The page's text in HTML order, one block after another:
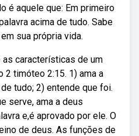
é aquele que: Em primeiro
acima de tudo. Sabe
sua própria vida.
características de um
2 timóteo 2:15. 1) ama a
tudo; 2) entende que foi.
serve, ama a deus
e,é aprovado por ele. O
de deus. As funções de